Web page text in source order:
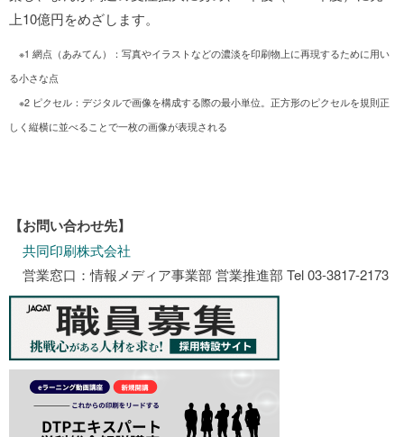
上10億円をめざします。
※1 網点（あみてん）：写真やイラストなどの濃淡を印刷物上に再現するために用い
る小さな点
※2 ピクセル：デジタルで画像を構成する際の最小単位。正方形のピクセルを規則正
しく縦横に並べることで一枚の画像が表現される
【お問い合わせ先】
共同印刷株式会社
営業窓口：情報メディア事業部 営業推進部 Tel 03-3817-2173